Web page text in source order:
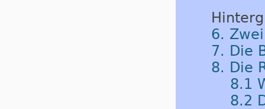
6.
7. Die
8. Die
8.1
8.2